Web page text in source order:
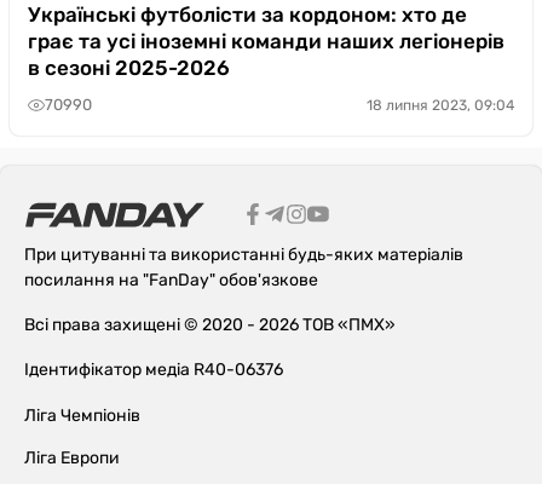
Українські футболісти за кордоном: хто де
грає та усі іноземні команди наших легіонерів
в сезоні 2025-2026
70990 18 липня 2023, 09:04
При цитуванні та використанні будь-яких матеріалів
посилання на "FanDay" обов'язкове
Всі права захищені © 2020 - 2026 ТОВ «ПМХ»
Ідентифікатор медіа R40-06376
Ліга Чемпіонів
Ліга Европи